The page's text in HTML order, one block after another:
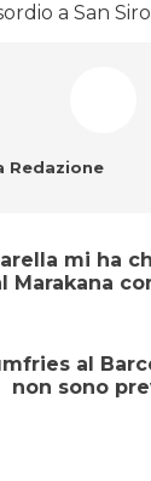
a San
Redazione
mi ha
Marakana
al
non sono